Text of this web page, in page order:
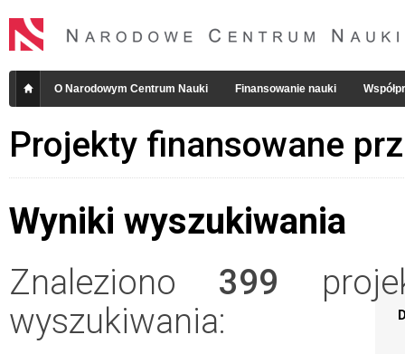
O Narodowym Centrum Nauki Finansowanie nauki
Projekty finansowane
Wyniki wyszukiwania
Znaleziono 399
wyszukiwania: